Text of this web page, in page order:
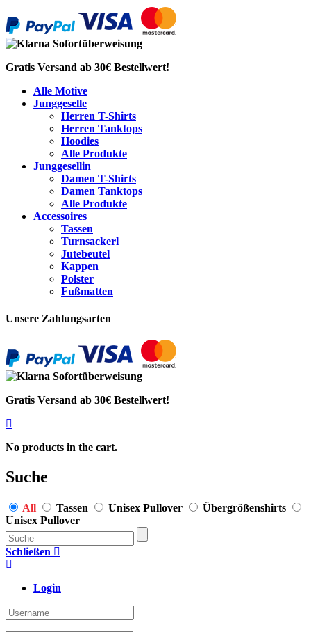
Gratis Versand ab 30€ Bestellwert!
Alle Motive
Junggeselle
Herren T-Shirts
Herren Tanktops
Hoodies
Alle Produkte
Junggesellin
Damen T-Shirts
Damen Tanktops
Alle Produkte
Accessoires
Tassen
Turnsackerl
Jutebeutel
Kappen
Polster
Fußmatten
Unsere Zahlungsarten
Gratis Versand ab 30€ Bestellwert!
No products in the cart.
Suche
All Tassen Unisex Pullover
Übergrößenshirts
Unisex Pullover
Schließen
Login